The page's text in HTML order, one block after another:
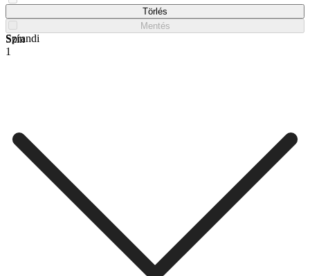
Sprandi
Törlés
Mentés
Szín
1